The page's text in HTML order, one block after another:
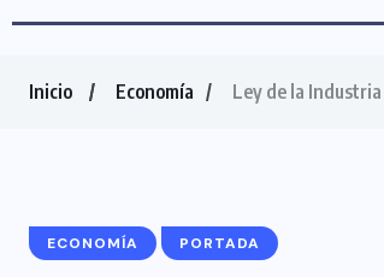
Inicio Economía Ley de la
ECONOMÍA PORTADA